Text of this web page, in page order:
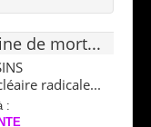
de mort...
radicale...
: